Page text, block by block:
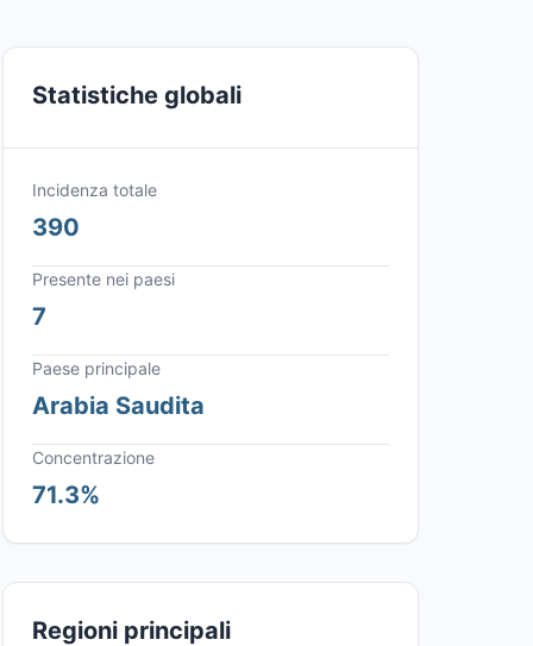
Statistiche globali
Incidenza totale
390
Presente nei paesi
7
Paese principale
Arabia Saudita
Concentrazione
71.3%
Regioni principali